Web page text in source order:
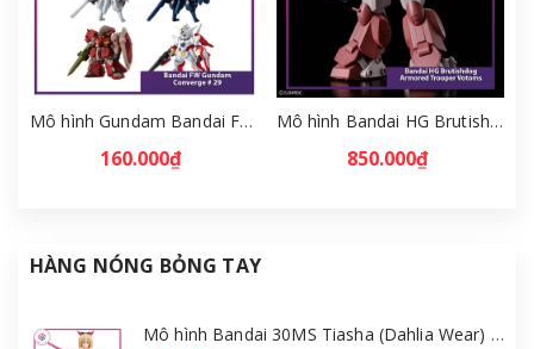
Mô hình Gundam Bandai FW Gundam Converge # 29 Full Set [GDB] [FCH]
160.000₫
Mô hình Bandai HG Brutishdog - Armored Trooper Votoms [GDB] [BHG]
850.000₫
HÀNG NÓNG BỎNG TAY
Mô hình Bandai 30MS Tiasha (Dahlia Wear) [Color B] [GDB] [30MS]